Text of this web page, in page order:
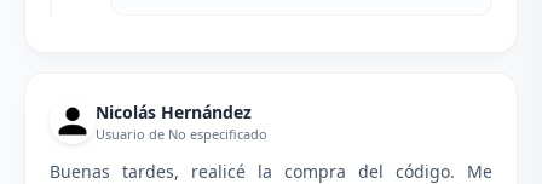
Nicolás Hernández
Usuario de No especificado
Buenas tardes, realicé la compra del código. Me